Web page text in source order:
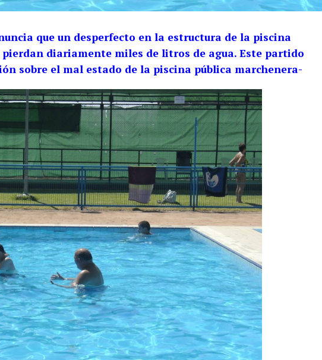
que un desperfecto en la estructura de la piscina
pierdan diariamente miles de litros de agua. Este partido
sobre el mal estado de la piscina pública marchenera-